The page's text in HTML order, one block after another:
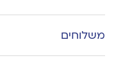
to
wishlist
משלוחים